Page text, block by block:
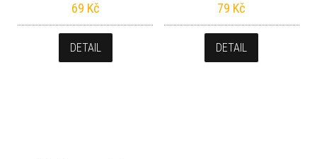
69 Kč
DETAIL
79 Kč
DETAIL